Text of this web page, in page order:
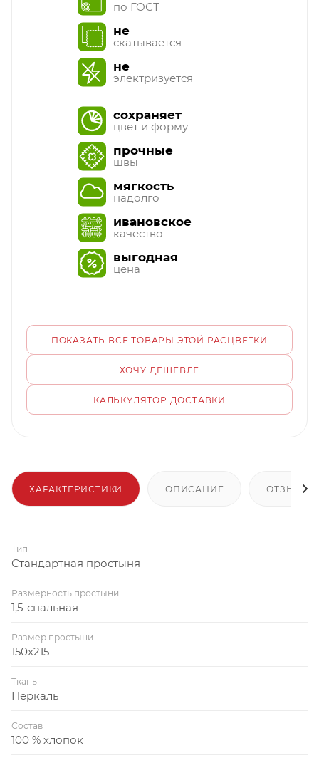
по ГОСТ
не
скатывается
не
электризуется
сохраняет
цвет и форму
прочные
швы
мягкость
надолго
ивановское
качество
выгодная
цена
ПОКАЗАТЬ ВСЕ ТОВАРЫ ЭТОЙ РАСЦВЕТКИ
ХОЧУ ДЕШЕВЛЕ
КАЛЬКУЛЯТОР ДОСТАВКИ
ХАРАКТЕРИСТИКИ ОПИСАНИЕ ОТЗЫВЫ
Тип
Стандартная простыня
Размерность простыни
1,5-спальная
Размер простыни
150x215
Ткань
Перкаль
Состав
100 % хлопок